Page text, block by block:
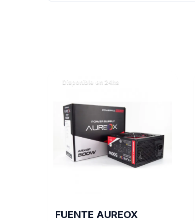
Disponible en 24hs
FUENTE AUREOX